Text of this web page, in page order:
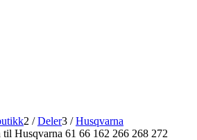
2 / Deler3 / Husqvarna
til Husqvarna 61 66 162 266 268 272